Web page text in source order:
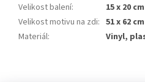
Velikost balení:
15 x 20 cm
Velikost motivu na zdi: 51 x 62 cm
Materiál: Vinyl,